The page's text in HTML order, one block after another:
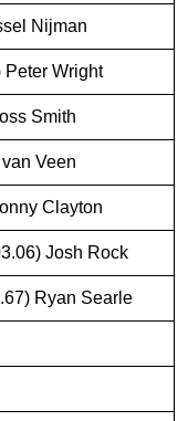
Nijman
Peter Wright
Smith
Veen
Clayton
Josh Rock
Ryan Searle